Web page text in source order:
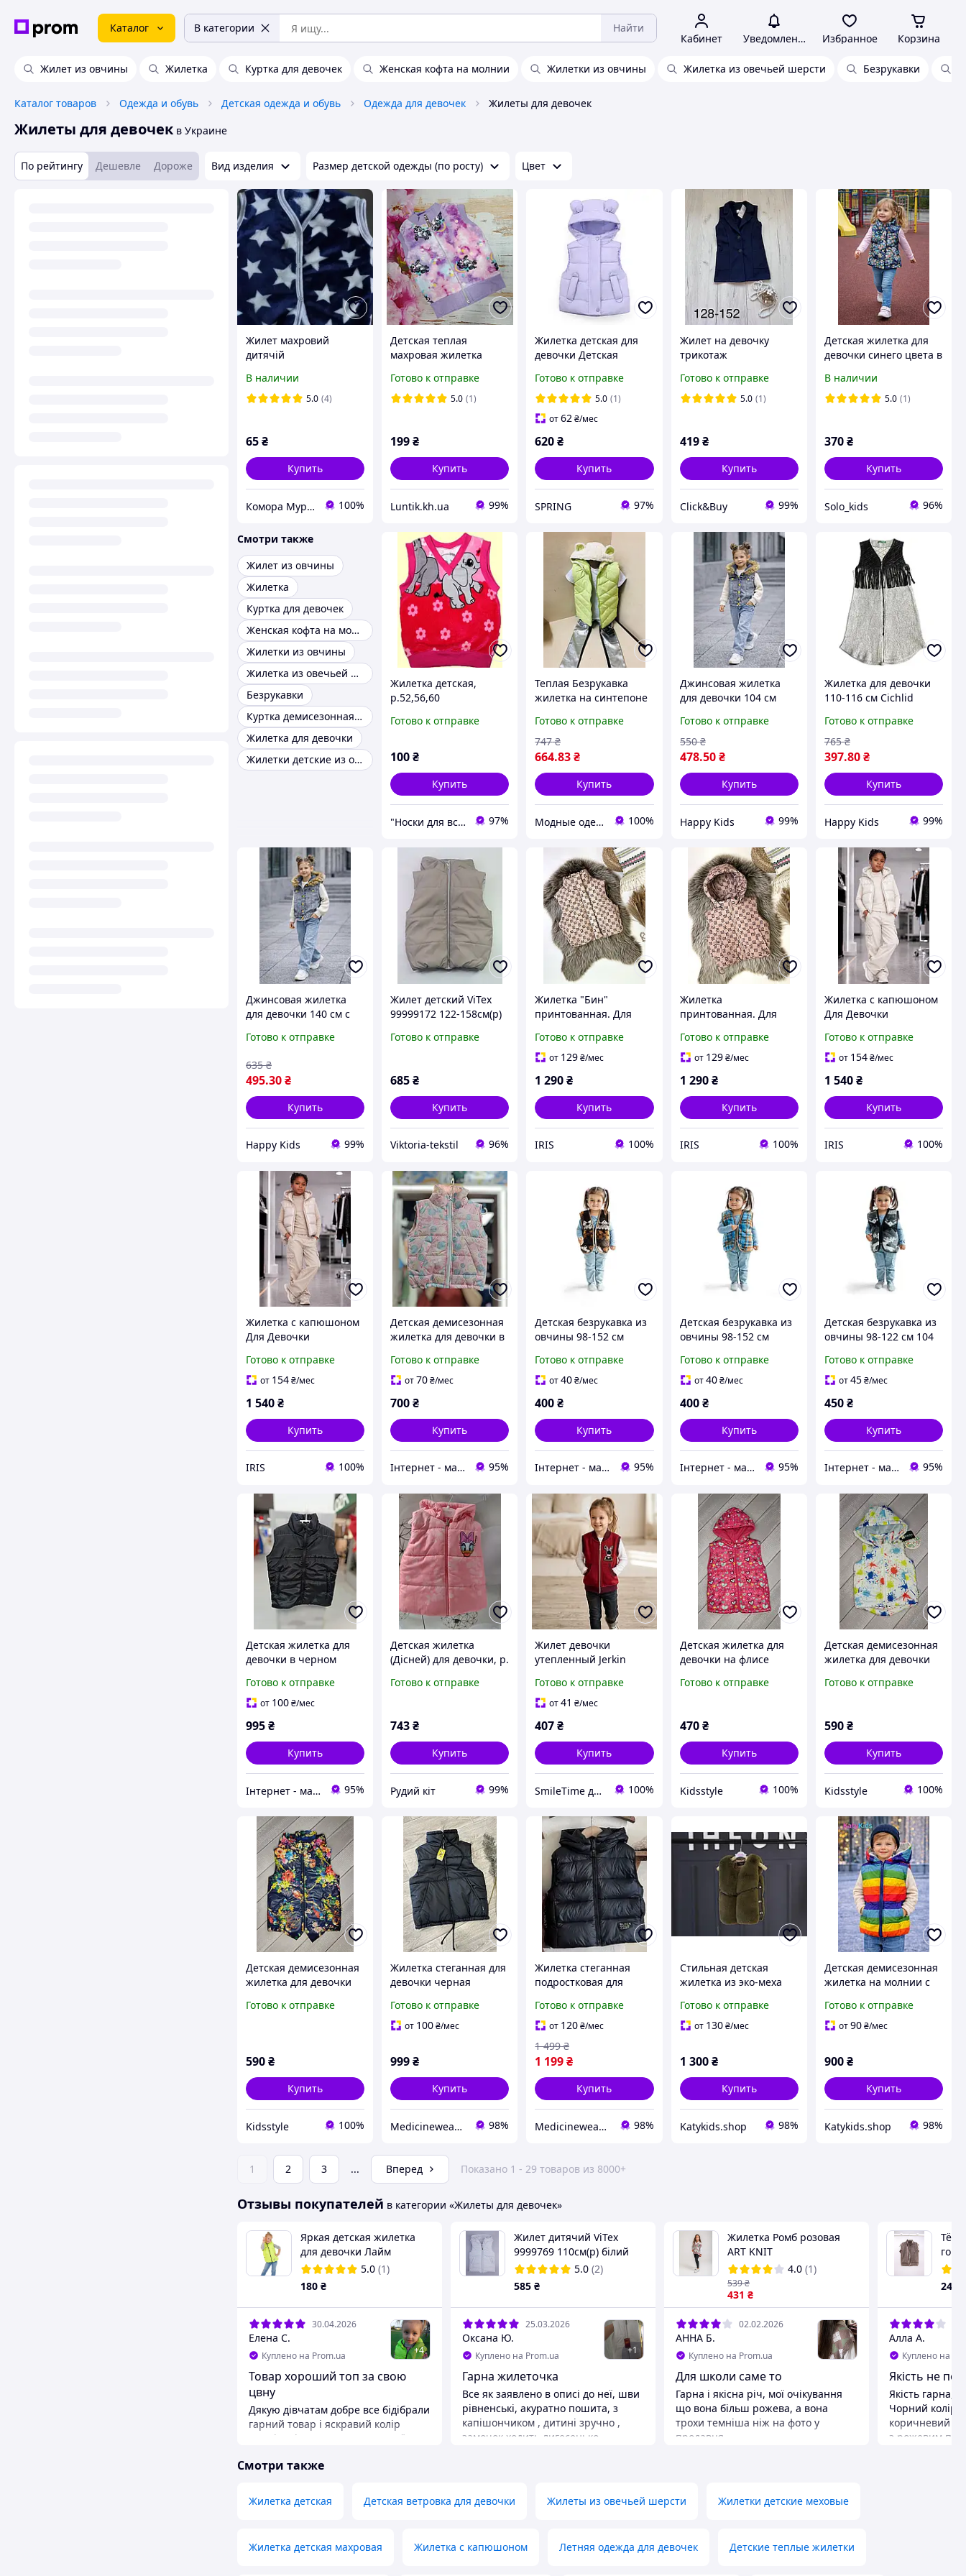
Каталог В категории Найти
Кабинет Уведомления Избранное Корзина
Жилет из овчины Жилетка Куртка для девочек Женская кофта на молнии Жилетки из овчины Жилетка из овечьей шерсти Безрукавки
Каталог товаров Одежда и обувь Детская одежда и обувь Одежда для девочек Жилеты для девочек
Жилеты для девочек в Украине
По рейтингу Дешевле Дороже Вид изделия Размер детской одежды (по росту) Цвет
Жилет махровий
дитячій
В наличии
5.0 (4)
65₴
Купить
Комора Мурчика 100%
Детская теплая
махровая жилетка
на молнии, размеры
68-98
Готово к отправке
5.0 (1)
199₴
Купить
Luntik.kh.ua 99%
Жилетка детская для
девочки Детская
Готово к отправке
5.0 (1)
от62₴/мес
620₴
Купить
SPRING 97%
Жилет на девочку
трикотаж
Готово к отправке
5.0 (1)
419 ₴
Купить
Click&Buy 99%
Детская жилетка для
девочки синего цвета в
В наличии
5.0 (1)
370₴
Купить
Solo_kids 96%
Смотри также
Жилет из овчины
Жилетка
Куртка для девочек
Женская кофта на молнии
Жилетки из овчины
Жилетка из овечьей шерсти
Безрукавки
Куртка демисезонная на девочку
Жилетка для девочки
Жилетки детские из овчины
Жилетка детская,
р.52,56,60
Готово к отправке
100₴
Купить
"Носки для всієї сім'ї, одяг, взуття та інші товари" 97%
Теплая Безрукавка
жилетка на синтепоне
104 110 116 128 134 140
Готово к отправке
664.83₴
747 ₴
Купить
Модные одежки для меня и крошки 100%
Джинсовая жилетка
для девочки 104 см
капюшоном для
девочки 4 года
Готово к отправке
478.50 ₴
550 ₴
Купить
Happy Kids 99%
Жилетка для девочки
110-116 см Cichlid
Готово к отправке
397.80₴
765 ₴
Купить
Happy Kids 99%
Джинсовая жилетка
для девочки 140 см с
джинсовый жилет для
жилетка
Готово к отправке
495.30₴
635 ₴
Купить
Happy Kids 99%
Жилет детский ViTex
99999172 122-158см(р)
Готово к отправке
685₴
Купить
Viktoria-tekstil 96%
Жилетка "Бин"
принтованная. Для
Готово к отправке
от 129₴/мес
1 290₴
Купить
IRIS 100%
Жилетка
принтованная. Для
Готово к отправке
от 129 ₴/мес
1 290 ₴
Купить
IRIS 100%
Жилетка с капюшоном
Для Девочки
Готово к отправке
от 154₴/мес
1 540₴
Купить
IRIS 100%
Жилетка с капюшоном
Для Девочки
Готово к отправке
от 154₴/мес
1 540₴
Купить
IRIS 100%
Детская демисезонная
жилетка для девочки в
см (другие размеры
уточняйте)
Готово к отправке
от70₴/мес
700₴
Купить
Інтернет - магазин одягу та взуття Зiрочка 95%
Детская безрукавка из
овчины 98-152 см
Готово к отправке
от40₴/мес
400₴
Купить
Інтернет - магазин одягу та взуття Зiрочка 95%
Детская безрукавка из
овчины 98-152 см
Готово к отправке
от40 ₴/мес
400 ₴
Купить
Інтернет - магазин одягу та взуття Зiрочка 95%
Детская безрукавка из
овчины 98-122 см 104
Готово к отправке
от45₴/мес
450₴
Купить
Інтернет - магазин одягу та взуття Зiрочка 95%
Детская жилетка для
девочки в черном
Готово к отправке
от 100₴/мес
995₴
Купить
Інтернет - магазин одягу та взуття Зiрочка 95%
Детская жилетка
(Дісней) для девочки, р.
Готово к отправке
743₴
Купить
Рудий кіт 99%
Жилет девочки
утепленный Jerkin
СмаилТайм
Готово к отправке
от41 ₴/мес
407₴
Купить
SmileTime детская одежда от производителя 100%
Детская жилетка для
девочки на флисе
Готово к отправке
470 ₴
Купить
Kidsstyle 100%
Детская демисезонная
жилетка для девочки
Готово к отправке
590₴
Купить
Kidsstyle 100%
Детская демисезонная
жилетка для девочки
Готово к отправке
590₴
Купить
Kidsstyle 100%
Жилетка стеганная для
девочки черная
Готово к отправке
от 100₴/мес
999₴
Купить
Medicinewear Shopping 98%
Жилетка стеганная
подростковая для
LBA
Готово к отправке
от 120₴/мес
1 199₴
1 499 ₴
Купить
Medicinewear Shopping 98%
Стильная детская
жилетка из эко-меха
Аделина р. 86, 98 см
1,5-3 лет
Готово к отправке
от 130 ₴/мес
1 300 ₴
Купить
Katykids.shop 98%
Детская демисезонная
жилетка на молнии с
разноцветная, р. 110-
116 см, 5-6 лет
Готово к отправке
от90₴/мес
900₴
Купить
Katykids.shop 98%
1 2 3 ... Вперед Показано 1 - 29 товаров из 8000+
Отзывы покупателей в категории «Жилеты для девочек»
Яркая детская жилетка
для девочки Лайм
5.0 (1)
180 ₴
30.04.2026
Елена С.
Куплено на Prom.ua +4
Товар хороший топ за свою
цвну
Дякую дівчатам добре все бідібрали
гарний товар і яскравий колір
племінтці не кидают дуже все їм
хороша гарнітура головне при
наповнення на місті.
Недостатки
Жилет дитячий ViTex
9999769 110см(р) білий
5.0 (2)
585 ₴
25.03.2026
Оксана Ю.
Куплено на Prom.ua +1
Гарна жилеточка
Все як заявлено в описі до неї, шви
рівненські, акуратно пошита, з
капішончиком , дитині зручно ,
замочок ходить лигесенько ,
Недостатки
Жилетка Ромб розовая
ART KNIT
4.0 (1)
431 ₴
539₴
02.02.2026
АННА Б.
Куплено на Prom.ua
Для школи саме то
Гарна і якісна річ, мої очікування
що вона більш рожева, а вона
трохи темніша ніж на фото у
продавця
246
Алла А.
Куплено на
Якість не
Якість гарна,
Чорний колір
коричневий
з рожевим
Смотри также
Жилетка детская Детская ветровка для девочки Жилеты из овечьей шерсти Жилетки детские меховые
Жилетка детская махровая Жилетка с капюшоном Летняя одежда для девочек Детские теплые жилетки